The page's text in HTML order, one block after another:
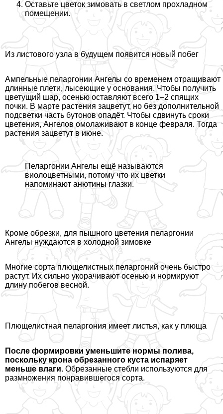
Оставьте цветок зимовать в светлом прохладном
помещении.
Из листового узла в будущем появится новый побег
Ампельные пеларгонии Ангелы со временем отращивают
длинные плети, лысеющие у основания. Чтобы получить
цветущий шар, осенью оставляют всего 1–2 спящих
почки. В марте растения зацветут, но без дополнительной
подсветки часть бутонов опадёт. Чтобы сдвинуть сроки
цветения, Ангелов омолаживают в конце февраля. Тогда
растения зацветут в июне.
Пеларгонии Ангелы ещё называются
виолоцветными, потому что их цветки
напоминают анютины глазки.
Кроме обрезки, для пышного цветения пеларгонии
Ангелы нуждаются в холодной зимовке
Многие сорта плющелистных пеларгоний очень быстро
растут. Их сильно укорачивают осенью и нормируют
длину побегов весной.
Плющелистная пеларгония имеет листья, как у плюща
После формировки уменьшите нормы полива,
поскольку крона обрезанного куста испаряет
меньше влаги. Обрезанные стeбли используются для
размножения понравившегося сорта.